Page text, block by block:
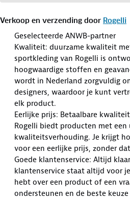
Verkoop en verzending door Rogelli
Geselecteerde ANWB-partner
Kwaliteit: duurzame kwaliteit
sportkleding van Rogelli is
hoogwaardige stoffen en
wordt in Nederland zorgvuldig
designers, waardoor je kunt
elk product.
Eerlijke prijs: Betaalbare
Rogelli biedt producten met
kwaliteitsverhouding. Je krijgt
voor een eerlijke prijs, zonder
Goede klantenservice: Altijd
klantenservice staat altijd voor
hebt over een product of een
ondersteunen en de beste